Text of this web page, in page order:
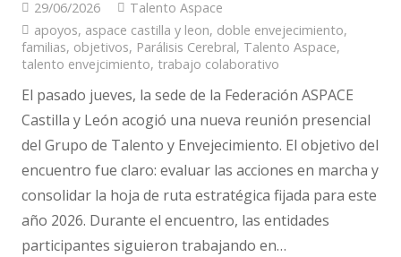
29/06/2026
Talento Aspace
apoyos, aspace castilla y leon, doble envejecimiento,
familias, objetivos, Parálisis Cerebral, Talento Aspace,
talento envejcimiento, trabajo colaborativo
El pasado jueves, la sede de la Federación ASPACE
Castilla y León acogió una nueva reunión presencial
del Grupo de Talento y Envejecimiento. El objetivo del
encuentro fue claro: evaluar las acciones en marcha y
consolidar la hoja de ruta estratégica fijada para este
año 2026. Durante el encuentro, las entidades
participantes siguieron trabajando en…